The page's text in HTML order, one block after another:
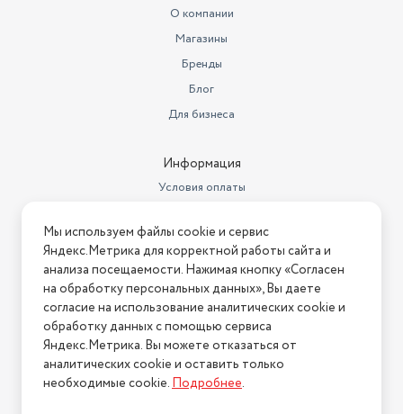
1400
Защита от детей
1 год
Класс энергопотребления
A+++
Габариты (ШxГxВ)
59.5х60х85 см
Объем барабана
58 л
Класс отжима
В
Вес в транспортной упаковке
64 кг
О компании
Магазины
Бренды
Блог
Для бизнеса
Информация
Условия оплаты
Условия возврата
Нашли ошибку на сайте? Напишите нам
2026 © Интернет-магазин "АстМаркет". У нас есть всё!
Политика конфиденциальности
Мы используем файлы cookie и сервис
Яндекс.Метрика для корректной работы сайта и
анализа посещаемости. Нажимая кнопку «Согласен
на обработку персональных данных», Вы даете
согласие на использование аналитических cookie и
обработку данных с помощью сервиса
Яндекс.Метрика. Вы можете отказаться от
аналитических cookie и оставить только
необходимые cookie.Подробнее.